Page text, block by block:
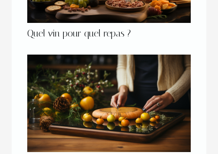
Quel vin pour quel repas ?